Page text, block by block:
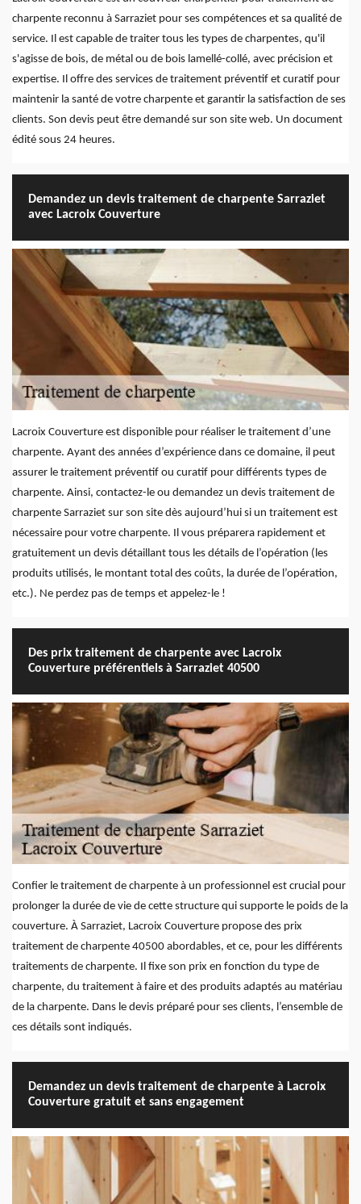
charpente reconnu à Sarraziet pour ses compétences et sa qualité de
service. Il est capable de traiter tous les types de charpentes, qu'il
s'agisse de bois, de métal ou de bois lamellé-collé, avec précision et
expertise. Il offre des services de traitement préventif et curatif pour
maintenir la santé de votre charpente et garantir la satisfaction de ses
clients. Son devis peut être demandé sur son site web. Un document
édité sous 24 heures.
Demandez un devis traitement de charpente Sarraziet
avec Lacroix Couverture
Lacroix Couverture est disponible pour réaliser le traitement d’une
charpente. Ayant des années d’expérience dans ce domaine, il peut
assurer le traitement préventif ou curatif pour différents types de
charpente. Ainsi, contactez-le ou demandez un devis traitement de
charpente Sarraziet sur son site dès aujourd’hui si un traitement est
nécessaire pour votre charpente. Il vous préparera rapidement et
gratuitement un devis détaillant tous les détails de l’opération (les
produits utilisés, le montant total des coûts, la durée de l’opération,
etc.). Ne perdez pas de temps et appelez-le !
Des prix traitement de charpente avec Lacroix
Couverture préférentiels à Sarraziet 40500
Confier le traitement de charpente à un professionnel est crucial pour
prolonger la durée de vie de cette structure qui supporte le poids de la
couverture. À Sarraziet, Lacroix Couverture propose des prix
traitement de charpente 40500 abordables, et ce, pour les différents
traitements de charpente. Il fixe son prix en fonction du type de
charpente, du traitement à faire et des produits adaptés au matériau
de la charpente. Dans le devis préparé pour ses clients, l’ensemble de
ces détails sont indiqués.
Demandez un devis traitement de charpente à Lacroix
Couverture gratuit et sans engagement